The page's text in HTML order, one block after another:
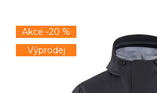
Akce -20 %
Výprodej